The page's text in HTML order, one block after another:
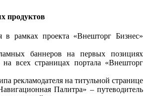
продуктов
в рамках проекта «Внешторг Бизнес»
баннеров на первых позициях
всех страницах портала «Внешторг
рекламодателя на титульной странице
Палитра» – путеводитель